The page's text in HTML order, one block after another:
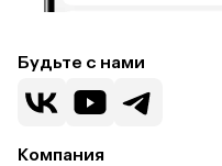
Будьте с нами
Компания